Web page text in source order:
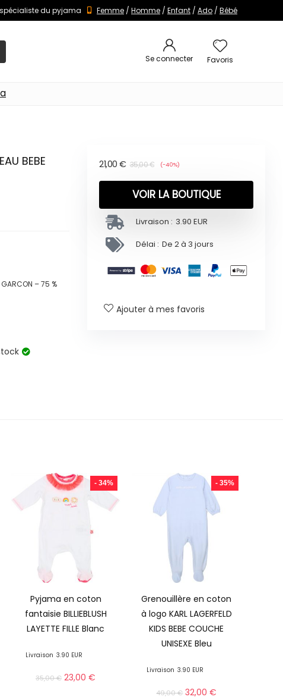
du pyjama Femme / Homme / Enfant / Ado / Bébé
Se connecter Favoris
BEBE
– 75 %
35,00€
21,00 € (-40%)
VOIR LA BOUTIQUE
Livraison : 3.90 EUR
Délai : De 2 à 3 jours
Ajouter à mes favoris
- 34%
Pyjama en coton
fantaisie BILLIEBLUSH
LAYETTE FILLE Blanc
Livraison 3.90 EUR
35,00€ 23,00€
- 35%
Grenouillère en coton
à logo KARL LAGERFELD
KIDS BEBE COUCHE
UNISEXE Bleu
Livraison 3.90 EUR
49,00€ 32,00€